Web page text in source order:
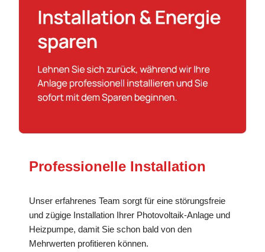
Professionelle Installation
Unser erfahrenes Team sorgt für eine störungsfreie
und zügige Installation Ihrer Photovoltaik-Anlage und
Heizpumpe, damit Sie schon bald von den
Mehrwerten profitieren können.